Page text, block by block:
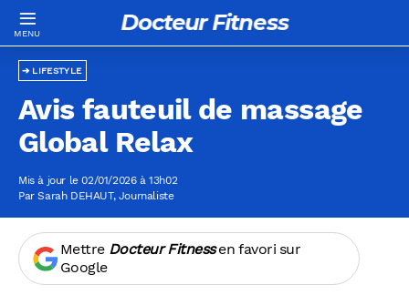
Docteur Fitness
LIFESTYLE
Avis fauteuil de massage
Global Relax
Mis à jour le 02/01/2026 à 13h02
ParSarah DEHAUT, Journaliste
Mettre Docteur Fitnessen favori sur
Google